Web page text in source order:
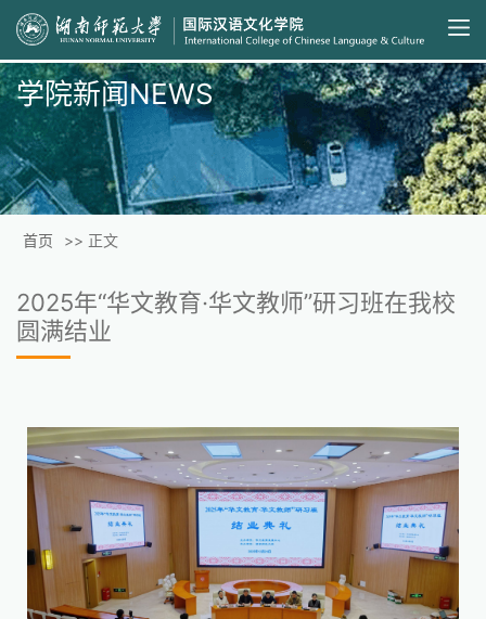
学院新闻NEWS
首页 >> 正文
2025年“华文教育·华文教师”研习班在我校
圆满结业